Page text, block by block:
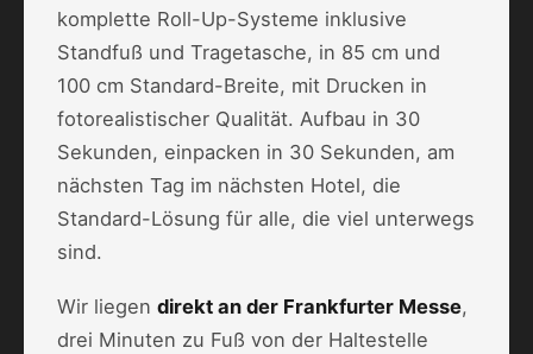
komplette Roll-Up-Systeme inklusive
Standfuß und Tragetasche, in 85 cm und
100 cm Standard-Breite, mit Drucken in
fotorealistischer Qualität. Aufbau in 30
Sekunden, einpacken in 30 Sekunden, am
nächsten Tag im nächsten Hotel, die
Standard-Lösung für alle, die viel unterwegs
sind.
Wir liegen direkt an der Frankfurter Messe,
drei Minuten zu Fuß von der Haltestelle